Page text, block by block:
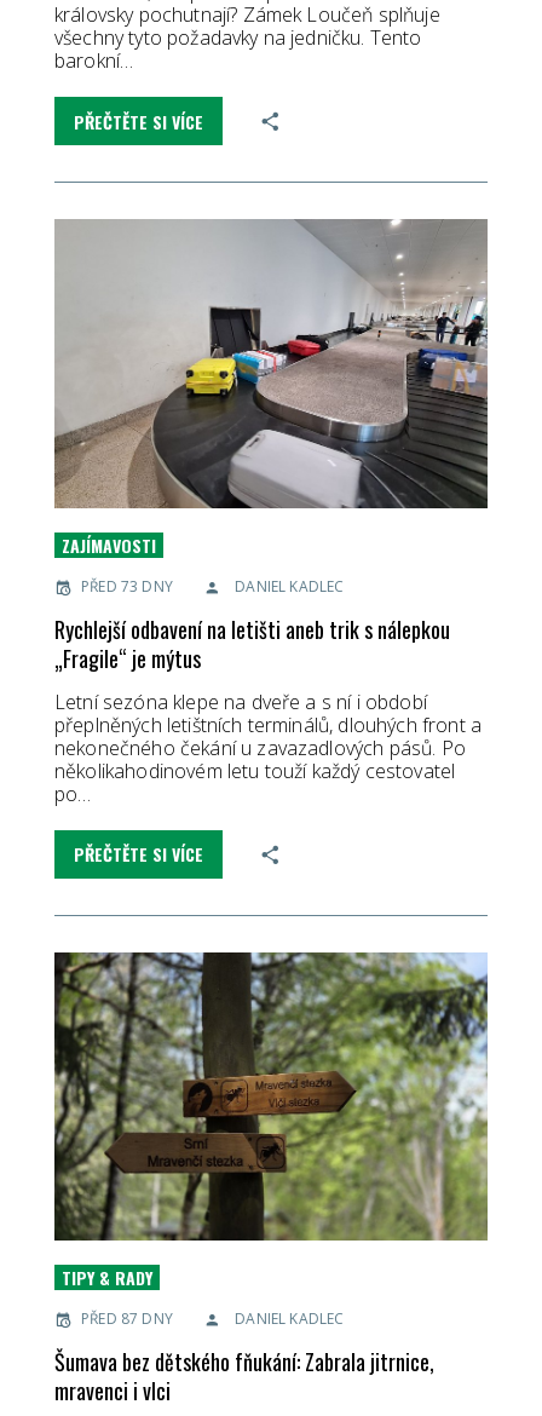
královsky pochutnají? Zámek Loučeň splňuje
všechny tyto požadavky na jedničku. Tento
barokní…
PŘEČTĚTE SI VÍCE
ZAJÍMAVOSTI
PŘED 73 DNY DANIEL KADLEC
Rychlejší odbavení na letišti aneb trik s nálepkou
„Fragile“ je mýtus
Letní sezóna klepe na dveře a s ní i období
přeplněných letištních terminálů, dlouhých front a
nekonečného čekání u zavazadlových pásů. Po
několikahodinovém letu touží každý cestovatel
po…
PŘEČTĚTE SI VÍCE
TIPY & RADY
PŘED 87 DNY DANIEL KADLEC
Šumava bez dětského fňukání: Zabrala jitrnice,
mravenci i vlci